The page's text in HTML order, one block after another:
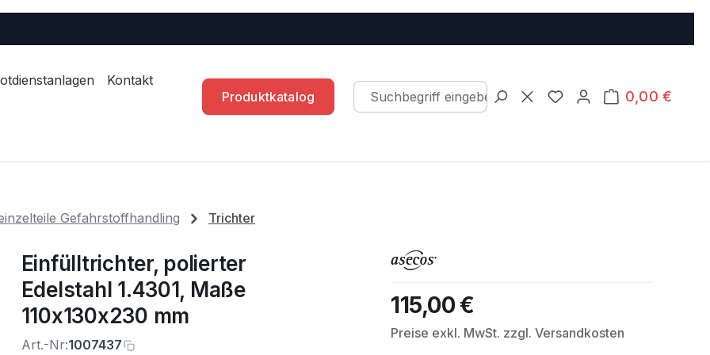
Kontakt
Produktkatalog
Du hast 0 Produkte auf
0,00 €
Warenkorb
Gefahrstoffhandling
Trichter
Einfülltrichter, polierter
Edelstahl 1.4301, Maße
110x130x230 mm
Art.-Nr:1007437
Regulärer Preis:
115,00 €
Preise exkl. MwSt. zzgl. Versandkosten